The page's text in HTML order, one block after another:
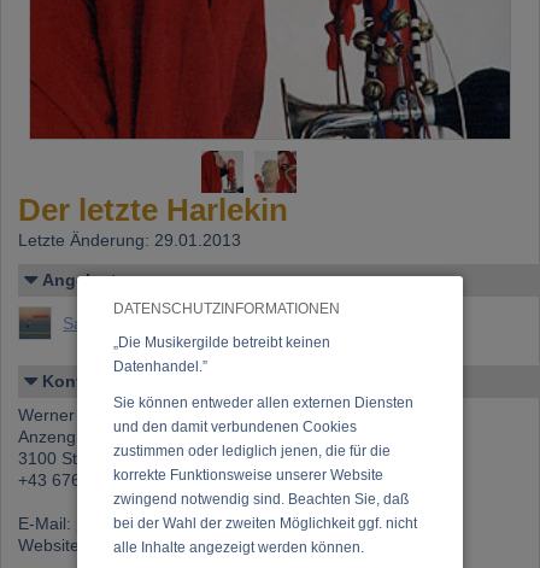
DATENSCHUTZINFORMATIONEN
„Die Musikergilde betreibt keinen
Datenhandel.”
Sie können entweder allen externen Diensten
und den damit verbundenen Cookies
zustimmen oder lediglich jenen, die für die
korrekte Funktionsweise unserer Website
zwingend notwendig sind. Beachten Sie, daß
bei der Wahl der zweiten Möglichkeit ggf. nicht
alle Inhalte angezeigt werden können.
Der letzte Harlekin
Letzte Änderung: 29.01.2013
Angelegt von
Sandhacker, WeF (Werner Franz Sandhacker)
Kontakt
Werner Sandhacker
Anzengruberstraße 40
3100 St.Pölten
+43 676 3032 389
E-Mail:
harlekin@cybernet.at
Website:
www.unet.at/harlekin